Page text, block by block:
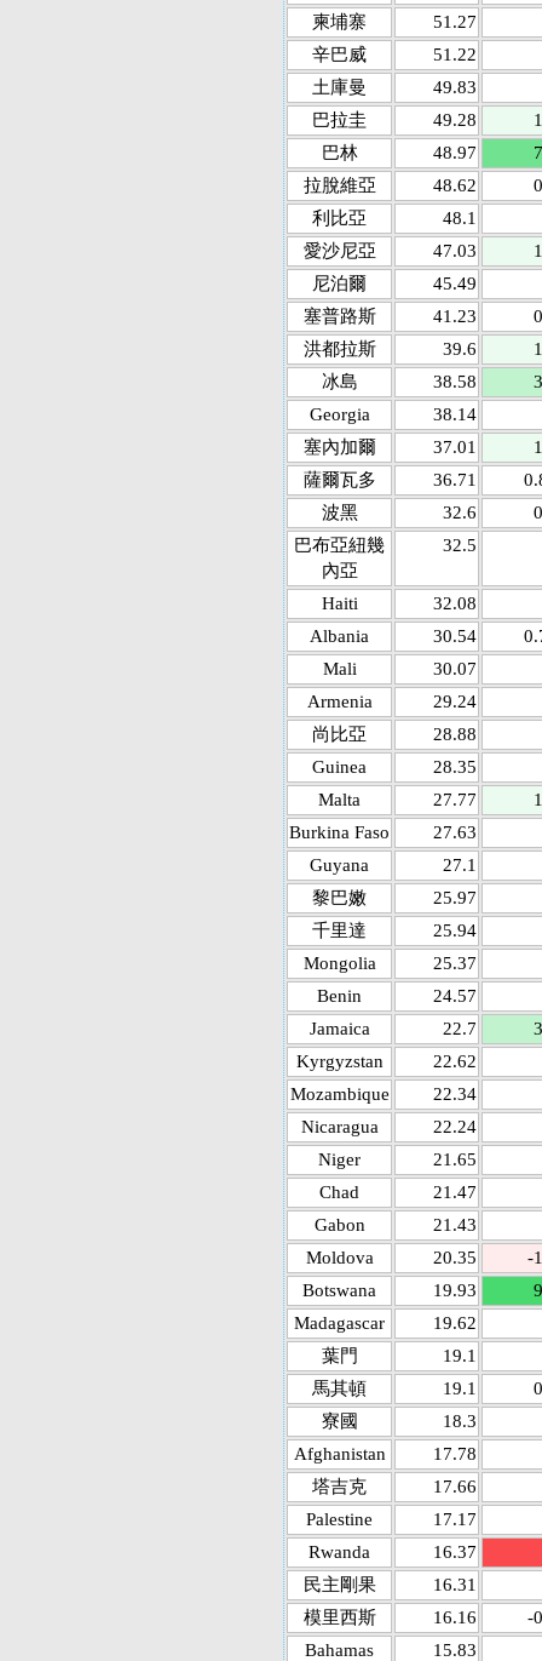
柬埔寨
51.27
辛巴威
51.22
土庫曼
49.83
巴拉圭
49.28
巴林
48.97
拉脫維亞
48.62
利比亞
48.1
愛沙尼亞
47.03
尼泊爾
45.49
塞普路斯
41.23
洪都拉斯
39.6
冰島
38.58
Georgia
38.14
塞內加爾
37.01
薩爾瓦多
36.71
波黑
32.6
巴布亞紐幾
內亞
32.5
Haiti
32.08
Albania
30.54
Mali
30.07
Armenia
29.24
尚比亞
28.88
Guinea
28.35
Malta
27.77
Burkina Faso
27.63
Guyana
27.1
黎巴嫩
25.97
千里達
25.94
Mongolia
25.37
Benin
24.57
Jamaica
22.7
Kyrgyzstan
22.62
Mozambique
22.34
Nicaragua
22.24
Niger
21.65
Chad
21.47
Gabon
21.43
Moldova
20.35
-
Botswana
19.93
Madagascar
19.62
葉門
19.1
馬其頓
19.1
寮國
18.3
Afghanistan
17.78
塔吉克
17.66
Palestine
17.17
Rwanda
16.37
民主剛果
16.31
模里西斯
16.16
-
Bahamas
15.83